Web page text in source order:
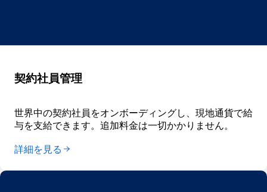
契約社員管理
世界中の契約社員をオンボーディングし、現地通貨で給
与を支給できます。追加料金は一切かかりません。
詳細を見る